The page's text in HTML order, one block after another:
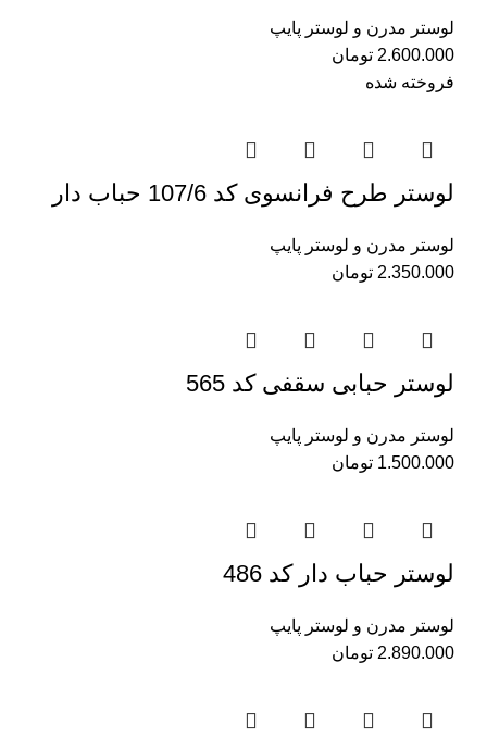
لوستر مدرن و لوستر پایپ
2.600.000 تومان
فروخته شده
لوستر طرح فرانسوی کد 107/6 حباب دار
لوستر مدرن و لوستر پایپ
2.350.000 تومان
لوستر حبابی سقفی کد 565
لوستر مدرن و لوستر پایپ
1.500.000 تومان
لوستر حباب دار کد 486
لوستر مدرن و لوستر پایپ
2.890.000 تومان